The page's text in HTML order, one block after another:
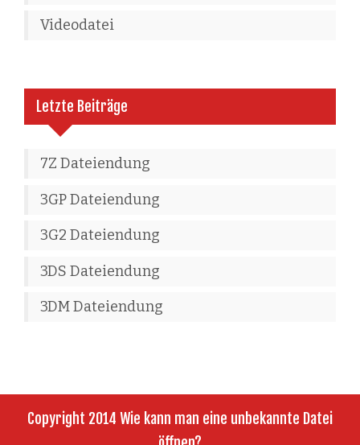
Videodatei
Letzte Beiträge
7Z Dateiendung
3GP Dateiendung
3G2 Dateiendung
3DS Dateiendung
3DM Dateiendung
Copyright 2014 Wie kann man eine unbekannte Datei